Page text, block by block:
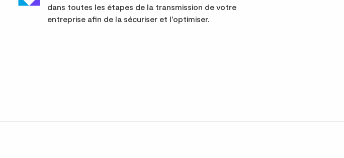
dans toutes les étapes de la transmission de votre
entreprise afin de la sécuriser et l'optimiser.